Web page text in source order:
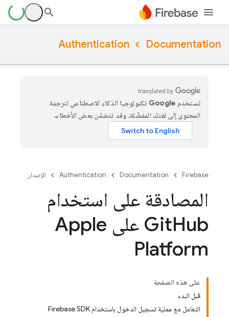
Documentation
Authentication
تستخدم Google تكنولوجيا الذكاء الاصطناعي لترجمة
المحتوى إلى لغتك المفضّلة، وقد تتضمّن بعض الأخطاء.
Firebase
Documentation
Authentication الإصدار
المصادقة على استخدام
Git
Hub على Apple
Platform
على هذه الصفحة
قبل البدء
التعامل مع عملية تسجيل الدخول باستخدام Firebase SDK